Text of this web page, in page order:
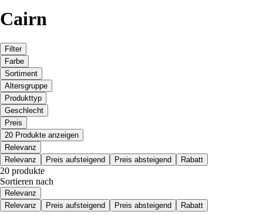
Cairn
Filter
Farbe
Sortiment
Altersgruppe
Produkttyp
Geschlecht
Preis
20 Produkte anzeigen
Relevanz
Relevanz
Preis aufsteigend Preis absteigend Rabatt
20 produkte
Sortieren nach
Relevanz
Relevanz
Preis aufsteigend Preis absteigend Rabatt